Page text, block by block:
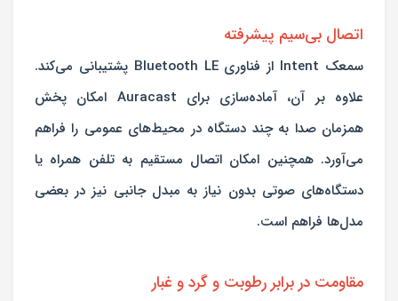
اتصال بی‌سیم پیشرفته
سمعک Intent از فناوری Bluetooth LE پشتیبانی می‌کند.
علاوه بر آن، آماده‌سازی برای Auracast امکان پخش
همزمان صدا به چند دستگاه در محیط‌های عمومی را فراهم
می‌آورد. همچنین امکان اتصال مستقیم به تلفن همراه یا
دستگاه‌های صوتی بدون نیاز به مبدل جانبی نیز در بعضی
مدل‌ها فراهم است.
مقاومت در برابر رطوبت و گرد و غبار